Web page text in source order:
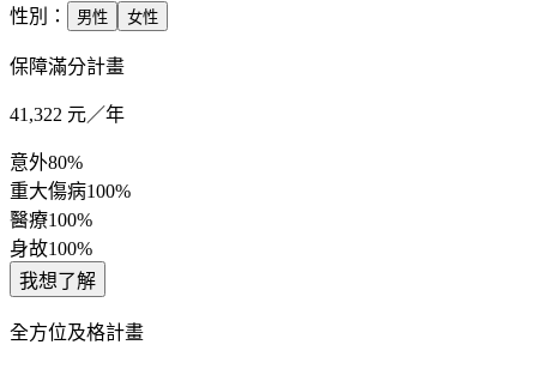
性別：
男性 女性
保障滿分計畫
41,322 元／年
意外80%
重大傷病100%
醫療100%
身故100%
我想了解
全方位及格計畫